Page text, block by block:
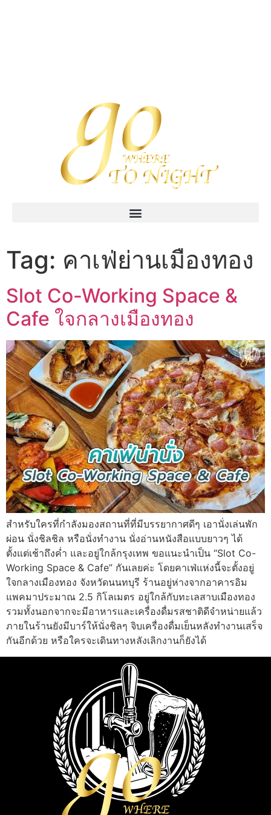
Tag: คาเฟ่ย่านเมืองทอง
Slot Co-Working Space &
Cafe ใจกลางเมืองทอง
สำหรับใครที่กำลังมองสถานที่ที่มีบรรยากาศดีๆ เอานั่งเล่นพัก
ผ่อน นั่งชิลชิล หรือนั่งทำงาน นั่งอ่านหนังสือแบบยาวๆ ได้
ตั้งแต่เช้าถึงค่ำ และอยู่ใกล้กรุงเทพ ขอแนะนำเป็น “Slot Co-
Working Space & Cafe” กันเลยค่ะ โดยคาเฟ่แห่งนี้จะตั้งอยู่
ใจกลางเมืองทอง จังหวัดนนทบุรี ร้านอยู่ห่างจากอาคารอิม
แพคมาประมาณ 2.5 กิโลเมตร อยู่ใกล้กับทะเลสาบเมืองทอง
รวมทั้งนอกจากจะมีอาหารและเครื่องดื่มรสชาติดีจำหน่ายแล้ว
ภายในร้านยังมีบาร์ให้นั่งชิลๆ จิบเครื่องดื่มเย็นหลังทำงานเสร็จ
กันอีกด้วย หรือใครจะเดินทางหลังเลิกงานก็ยังได้